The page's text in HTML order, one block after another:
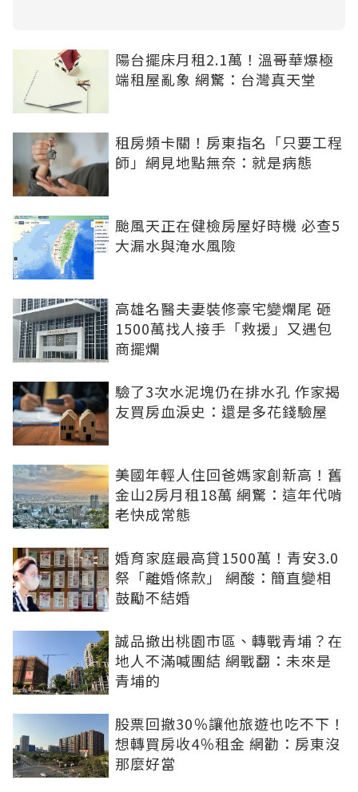
陽台擺床月租2.1萬！溫哥華爆極
端租屋亂象 網驚：台灣真天堂
租房頻卡關！房東指名「只要工程
師」網見地點無奈：就是病態
颱風天正在健檢房屋好時機 必查5
大漏水與淹水風險
高雄名醫夫妻裝修豪宅變爛尾 砸
1500萬找人接手「救援」又遇包
商擺爛
驗了3次水泥塊仍在排水孔 作家揭
友買房血淚史：還是多花錢驗屋
美國年輕人住回爸媽家創新高！舊
金山2房月租18萬 網驚：這年代啃
老快成常態
婚育家庭最高貸1500萬！青安3.0
祭「離婚條款」 網酸：簡直變相
鼓勵不結婚
誠品撤出桃園市區、轉戰青埔？在
地人不滿喊團結 網戰翻：未來是
青埔的
股票回撤30％讓他旅遊也吃不下！
想轉買房收4％租金 網勸：房東沒
那麼好當